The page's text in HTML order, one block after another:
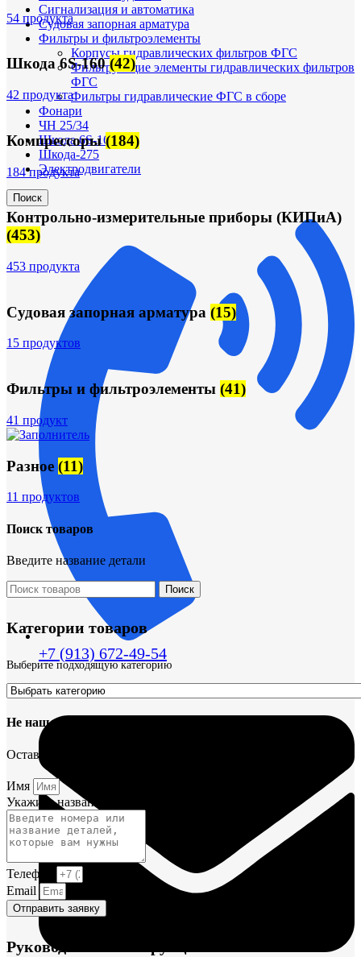
Сигнализация и автоматика
Судовая запорная арматура
Фильтры и фильтроэлементы
Корпусы гидравлических фильтров ФГС
Фильтрующие элементы гидравлических фильтров
ФГС
Фильтры гидравлические ФГС в сборе
Фонари
ЧН 25/34
Шкода 6S-160
Шкода-275
Электродвигатели
Поиск
+7 (913) 672-49-54
54 продукта
Шкода 6S-160(42)
42 продукта
Компрессоры(184)
184 продукта
Контрольно-измерительные приборы (КИПиА)
(453)
453 продукта
Судовая запорная арматура (15)
15 продуктов
Фильтры и фильтроэлементы (41)
41 продукт
Разное (11)
11 продуктов
Поиск товаров
Введите название детали
Поиск
Категории товаров
Выберите подходящую категорию
Не нашли деталь?
Оставьте заявку и мы постараемся вам помочь.
Имя
Укажите название или номера деталей
Телефон
Email
Отправить заявку
Руководства и инструкции